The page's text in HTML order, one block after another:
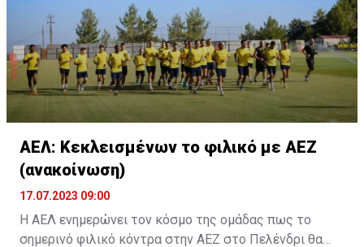
ΑΕΛ: Κεκλεισμένων το φιλικό με ΑΕΖ
(ανακοίνωση)
17.07.2023 09:00
Η ΑΕΛ ενημερώνει τον κόσμο της ομάδας πως το
σημερινό φιλικό κόντρα στην ΑΕΖ στο Πελένδρι θα